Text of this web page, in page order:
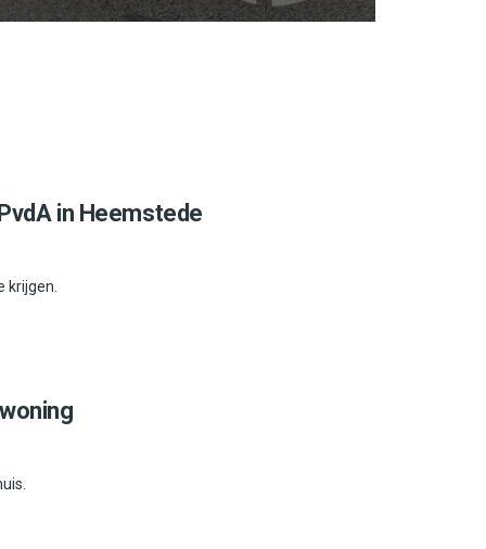
in Heemstede
krijgen.